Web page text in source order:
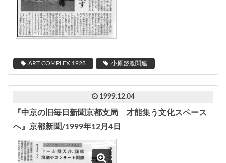
ART COMPLEX 1928 小原啓渡関連
1999.12.04
『中京の旧毎日新聞京都支局 才能集う文化スペース
へ』京都新聞/1999年12月4日